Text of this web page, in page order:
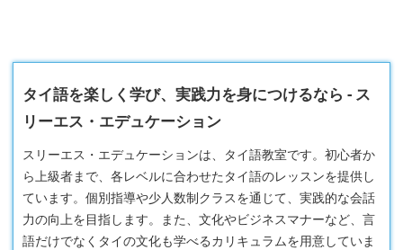
タイ語を楽しく学び、実践力を身につけるなら - ス
リーエス・エデュケーション
スリーエス・エデュケーションは、タイ語教室です。初心者か
ら上級者まで、各レベルに合わせたタイ語のレッスンを提供し
ています。個別指導や少人数制クラスを通じて、実践的な会話
力の向上を目指します。また、文化やビジネスマナーなど、言
語だけでなくタイの文化も学べるカリキュラムを用意していま